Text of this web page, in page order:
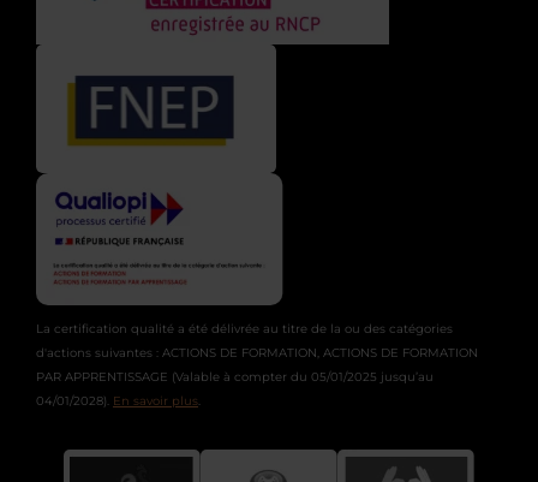
La certification qualité a été délivrée au titre de la ou des catégories
d'actions suivantes : ACTIONS DE FORMATION, ACTIONS DE FORMATION
PAR APPRENTISSAGE (Valable à compter du 05/01/2025 jusqu’au
04/01/2028). En savoir plus.